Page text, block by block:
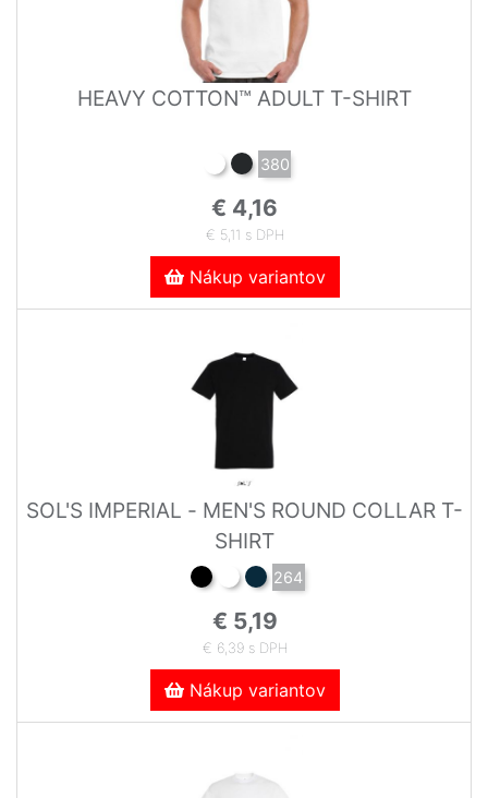
HEAVY COTTON™ ADULT T-SHIRT
380
€ 4,16
€ 5,11 s DPH
Nákup variantov
SOL'S IMPERIAL - MEN'S ROUND COLLAR T-
SHIRT
264
€ 5,19
€ 6,39 s DPH
Nákup variantov